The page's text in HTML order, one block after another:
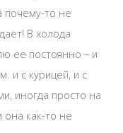
почему-то не
В холода
ее постоянно – и
и с курицей, и с
иногда просто на
как-то не